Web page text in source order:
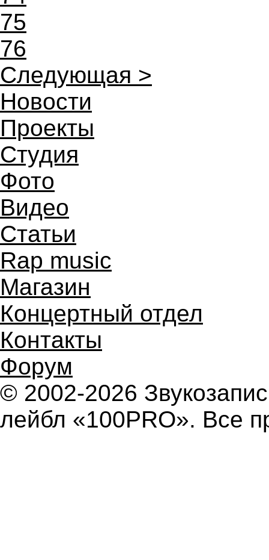
75
76
Следующая >
Новости
Проекты
Студия
Фото
Видео
Статьи
Rap music
Магазин
Концертный отдел
Контакты
Форум
© 2002-2026
лейбл «100PRO». Все